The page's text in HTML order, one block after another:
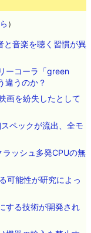
）
と音楽を聴く習慣が異
ーコーラ「green
違うのか？
画を紛失したとして
ペックが流出、全モ
ッシュ多発CPUの無
可能性が研究によっ
する技術が開発され